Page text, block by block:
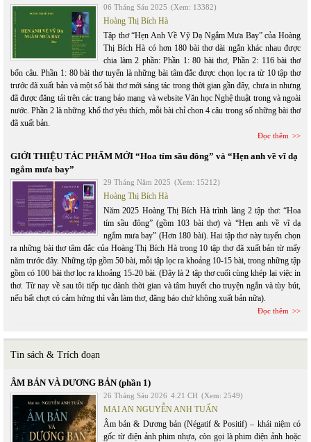
06 Tháng Sáu 2025 (Xem: 13382)
Hoàng Thị Bích Hà
Tập thơ “Hẹn Anh Về Vỹ Dạ Ngắm Mưa Bay” của Hoàng
Thị Bích Hà có hơn 180 bài thơ dài ngắn khác nhau được
chia làm 2 phần: Phần 1: 80 bài thơ, Phần 2: 116 bài thơ
bốn câu. Phần 1: 80 bài thơ tuyển là những bài tâm đắc được chọn lọc ra từ 10 tập thơ
trước đã xuất bản và một số bài thơ mới sáng tác trong thời gian gần đây, chưa in nhưng
đã được đăng tải trên các trang báo mạng và website Văn học Nghệ thuật trong và ngoài
nước. Phần 2 là những khổ thơ yêu thích, mỗi bài chỉ chon 4 câu trong số những bài thơ
đã xuất bản.
Đọc thêm
GIỚI THIỆU TÁC PHẨM MỚI “Hoa tím sầu đông” và “Hẹn anh về vĩ dạ
ngắm mưa bay”
29 Tháng Năm 2025 (Xem: 15212)
Hoàng Thị Bích Hà
Năm 2025 Hoàng Thị Bích Hà trình làng 2 tập thơ: “Hoa
tím sầu đông” (gồm 103 bài thơ) và “Hẹn anh về vĩ dạ
ngắm mưa bay” (Hơn 180 bài). Hai tập thơ này tuyển chọn
ra những bài thơ tâm đắc của Hoàng Thị Bích Hà trong 10 tập thơ đã xuất bản từ mấy
năm trước đây. Những tập gồm 50 bài, mỗi tập lọc ra khoảng 10-15 bài, trong những tập
gồm có 100 bài thơ lọc ra khoảng 15-20 bài. (Đây là 2 tập thơ cuối cùng khép lại việc in
thơ. Từ nay về sau tôi tiếp tục dành thời gian và tâm huyết cho truyện ngắn và tùy bút,
nếu bất chợt có cảm hứng thì vẫn làm thơ, đăng báo chứ không xuất bản nữa).
Đọc thêm
Tin sách & Trích đoạn
ÂM BẢN VÀ DƯƠNG BẢN (phần 1)
26 Tháng Sáu 2026 4:21 CH (Xem: 2549)
MAI AN NGUYỄN ANH TUẤN
Âm bản & Dương bản (Négatif & Positif) – khái niệm có
gốc từ điện ảnh phim nhựa, còn gọi là phim điện ảnh hoặc